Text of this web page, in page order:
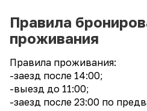
Правила
проживания
Правила проживания:
-заезд после 14:00;
-выезд до 11:00;
-заезд после 23:00 по